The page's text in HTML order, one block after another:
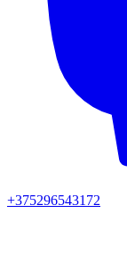
+375296543172